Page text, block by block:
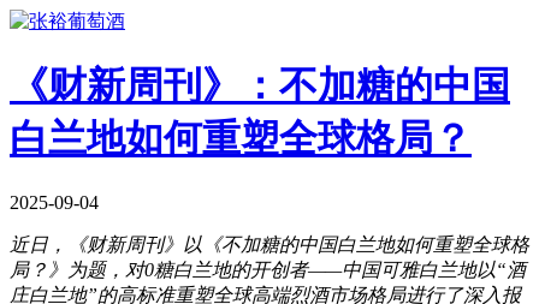
《财新周刊》：不加糖的中国
白兰地如何重塑全球格局？
2025-09-04
近日，《财新周刊》以《不加糖的中国白兰地如何重塑全球格
局？》为题，对0糖白兰地的开创者——中国可雅白兰地以“酒
庄白兰地”的高标准重塑全球高端烈酒市场格局进行了深入报